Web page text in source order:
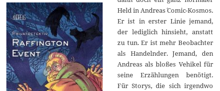
Held in Andreas´ Comic-Kosmos.
Er ist in erster Linie jemand,
der lediglich hinsieht, anstatt
zu tun. Er ist mehr Beobachter
als Handelnder. Jemand, den
Andreas als bloßes Vehikel für
seine Erzählungen benötigt.
Für Storys, die sich irgendwo